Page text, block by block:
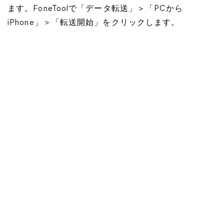
ます。FoneToolで「データ転送」＞「PCから
iPhone」＞「転送開始」をクリックします。